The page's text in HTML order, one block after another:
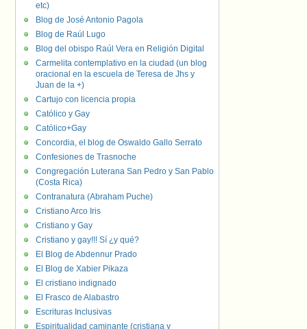
etc)
Blog de José Antonio Pagola
Blog de Raúl Lugo
Blog del obispo Raúl Vera en Religión Digital
Carmelita contemplativo en la ciudad (un blog
oracional en la escuela de Teresa de Jhs y
Juan de la +)
Cartujo con licencia propia
Católico y Gay
Católico+Gay
Concordia, el blog de Oswaldo Gallo Serrato
Confesiones de Trasnoche
Congregación Luterana San Pedro y San Pablo
(Costa Rica)
Contranatura (Abraham Puche)
Cristiano Arco Iris
Cristiano y Gay
Cristiano y gay!!! Sí ¿y qué?
El Blog de Abdennur Prado
El Blog de Xabier Pikaza
El cristiano indignado
El Frasco de Alabastro
Escrituras Inclusivas
Espiritualidad caminante (cristiana y